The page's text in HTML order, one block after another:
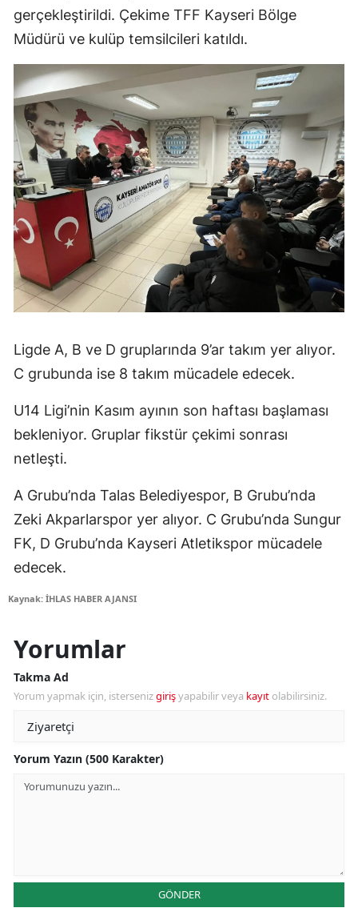
gerçekleştirildi. Çekime TFF Kayseri Bölge
Müdürü ve kulüp temsilcileri katıldı.
Ligde A, B ve D gruplarında 9’ar takım yer alıyor.
C grubunda ise 8 takım mücadele edecek.
U14 Ligi’nin Kasım ayının son haftası başlaması
bekleniyor. Gruplar fikstür çekimi sonrası
netleşti.
A Grubu’nda Talas Belediyespor, B Grubu’nda
Zeki Akparlarspor yer alıyor. C Grubu’nda Sungur
FK, D Grubu’nda Kayseri Atletikspor mücadele
edecek.
Kaynak: İHLAS HABER AJANSI
Yorumlar
Takma Ad
Yorum yapmak için, istersenizgirişyapabilir veya kayıt olabilirsiniz.
Yorum Yazın (500 Karakter)
GÖNDER